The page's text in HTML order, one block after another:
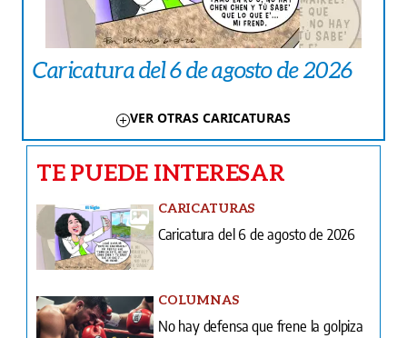
Caricatura del 6 de agosto de 2026
VER OTRAS CARICATURAS
TE PUEDE INTERESAR
CARICATURAS
Caricatura del 6 de agosto de 2026
COLUMNAS
No hay defensa que frene la golpiza